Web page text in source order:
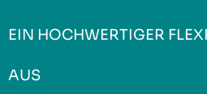
EIN HOCHWERTIGER
AUS